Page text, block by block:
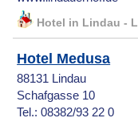
Hotel in Lindau -
Hotel Medusa
88131 Lindau
Schafgasse 10
Tel.: 08382/93 22 0